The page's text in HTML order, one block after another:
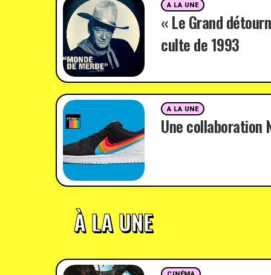
A LA UNE
« Le Grand
culte de 1993
A LA UNE
Une collaboration
À LA UNE